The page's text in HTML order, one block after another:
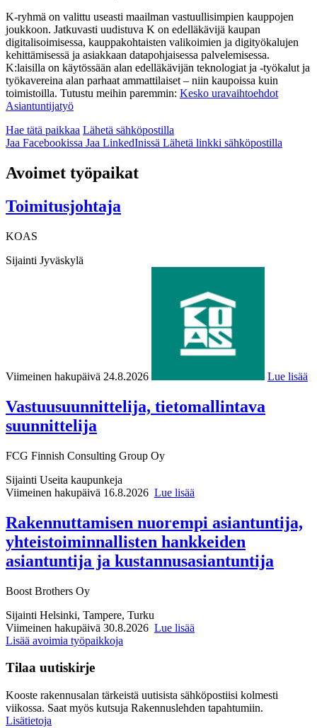
K-ryhmä on valittu useasti maailman vastuullisimpien kauppojen
joukkoon. Jatkuvasti uudistuva K on edelläkävijä kaupan
digitalisoimisessa, kauppakohtaisten valikoimien ja digityökalujen
kehittämisessä ja asiakkaan datapohjaisessa palvelemisessa.
K:laisilla on käytössään alan edelläkävijän teknologiat ja -työkalut ja
työkavereina alan parhaat ammattilaiset – niin kaupoissa kuin
toimistoilla. Tutustu meihin paremmin: Kesko uravaihtoehdot
Asiantuntijatyö
Hae tätä paikkaa Lähetä sähköpostilla
Jaa Facebookissa Jaa LinkedInissä Lähetä linkki sähköpostilla
Avoimet työpaikat
Toimitusjohtaja
KOAS
Sijainti Jyväskylä
Viimeinen hakupäivä 24.8.2026 Lue lisää
Vastuusuunnittelija, tietomallintava
suunnittelija
FCG Finnish Consulting Group Oy
Sijainti Useita kaupunkeja
Viimeinen hakupäivä 16.8.2026 Lue lisää
Rakennuttamisen nuorempi asiantuntija,
yhteistoiminnallisten hankkeiden
asiantuntija ja kustannusasiantuntija
Boost Brothers Oy
Sijainti Helsinki, Tampere, Turku
Viimeinen hakupäivä 30.8.2026 Lue lisää
Lisää avoimia työpaikkoja
Tilaa uutiskirje
Kooste rakennusalan tärkeistä uutisista sähköpostiisi kolmesti
viikossa. Saat myös kutsuja Rakennuslehden tapahtumiin.
Lisätietoja